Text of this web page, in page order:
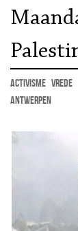
activisme vrede
Antwerpen